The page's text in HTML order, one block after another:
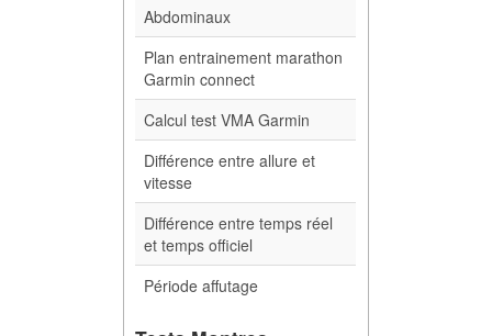
Abdominaux
Plan entrainement marathon
Garmin connect
Calcul test VMA Garmin
Différence entre allure et
vitesse
Différence entre temps réel
et temps officiel
Période affutage